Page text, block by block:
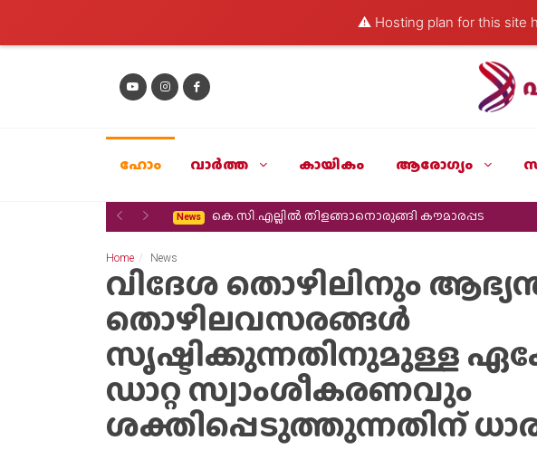
⚠️ Hosting plan for this site
ഹോം വാര്‍ത്ത കായികം ആരോഗ്യം
Previous
NextNews കെ.സി.എല്ലിൽ തിളങ്ങാനൊരുങ്ങി കൗമാരപ്പട
Home News
വിദേശ തൊഴിലിനും
തൊഴിലവസരങ്ങൾ
സൃഷ്ടിക്കുന്നതിനുമുള്ള
ഡാറ്റ സ്വാംശീകരണവും
ശക്തിപ്പെടുത്തുന്നതിന്